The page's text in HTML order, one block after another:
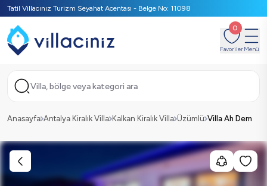
Tatil Villacınız Turizm Seyahat Acentası - Belge No: 11098
0
FavorilerMenü
Villa, bölge veya kategori ara
Anasayfa Antalya Kiralık Villa Kalkan Kiralık Villa Üzümlü Villa Ah Dem